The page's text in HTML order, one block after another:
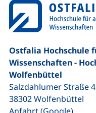
Ostfalia Hochschule
Wissenschaften -
Wolfenbüttel
Salzdahlumer Straße
38302Wolfenbüttel